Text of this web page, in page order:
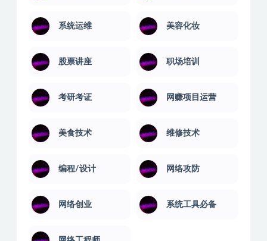
系统运维 美容化妆
股票讲座 职场培训
考研考证 网赚项目运营
美食技术 维修技术
编程/设计 网络攻防
网络创业 系统工具必备